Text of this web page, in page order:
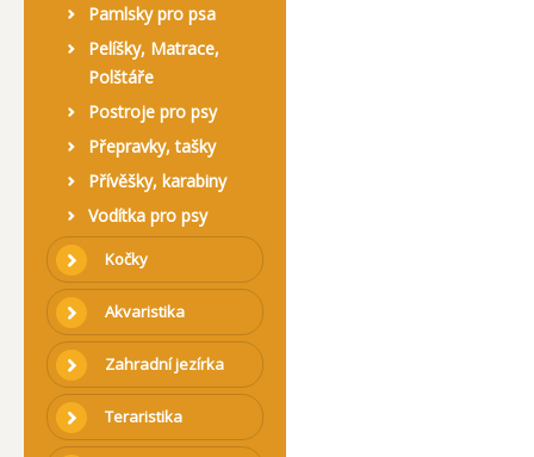
Pamlsky pro psa
Pelíšky, Matrace,
Polštáře
Postroje pro psy
Přepravky, tašky
Přívěšky, karabiny
Vodítka pro psy
Kočky
Akvaristika
Zahradní jezírka
Teraristika